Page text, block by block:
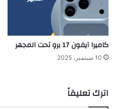
كاميرا آيفون 17 برو تحت المجهر
10 سبتمبر، 2025
اترك تعليقاً